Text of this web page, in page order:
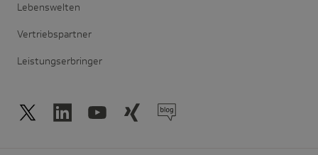
Lebenswelten
Vertriebspartner
Leistungserbringer